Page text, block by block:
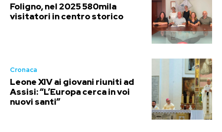
Foligno, nel 2025 580mila
visitatori in centro storico
Cronaca
Leone XIV ai giovani riuniti ad
Assisi: “L’Europa cerca in voi
nuovi santi”